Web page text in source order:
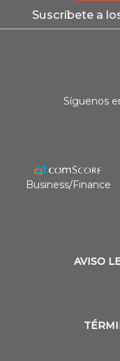
Suscríbete a
AVISO
Síguenos
Business/Finance